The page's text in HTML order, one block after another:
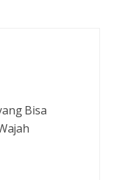
Bisa